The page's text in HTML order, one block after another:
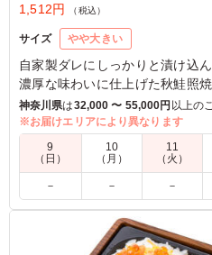
1,512円
（税込）
サイズ やや大きい
自家製ダレにしっかりと漬け込
濃厚な味わいに仕上げた秋鮭照
た味わいをお楽しみ頂けるよう
焼きながら何度も塗り足し仕上
ら仕上げ」のすき焼きなど、種
たっぷりとバランスよくお楽し
5.0
中央のごはんがのり弁になっ
もお腹にも満足度が高いです
神奈川県は32,000 〜 55,000円 以上の
※お届けエリアにより異なります
9
（日）
10
（月）
11
（火）
－ － －